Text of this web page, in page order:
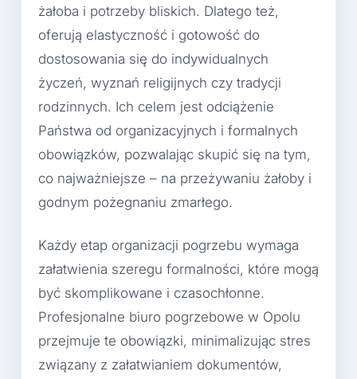
żałoba i potrzeby bliskich. Dlatego też,
oferują elastyczność i gotowość do
dostosowania się do indywidualnych
życzeń, wyznań religijnych czy tradycji
rodzinnych. Ich celem jest odciążenie
Państwa od organizacyjnych i formalnych
obowiązków, pozwalając skupić się na tym,
co najważniejsze – na przeżywaniu żałoby i
godnym pożegnaniu zmarłego.
Każdy etap organizacji pogrzebu wymaga
załatwienia szeregu formalności, które mogą
być skomplikowane i czasochłonne.
Profesjonalne biuro pogrzebowe w Opolu
przejmuje te obowiązki, minimalizując stres
związany z załatwianiem dokumentów,